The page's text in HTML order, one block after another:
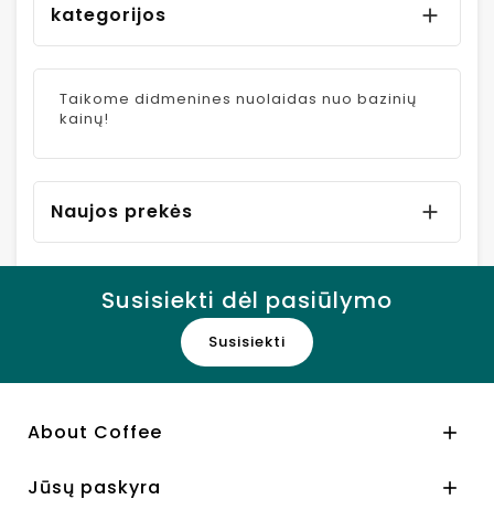
kategorijos 
Taikome didmenines nuolaidas nuo bazinių
kainų!
Naujos prekės 
Susisiekti dėl pasiūlymo
Susisiekti
About Coffee 
Jūsų paskyra 